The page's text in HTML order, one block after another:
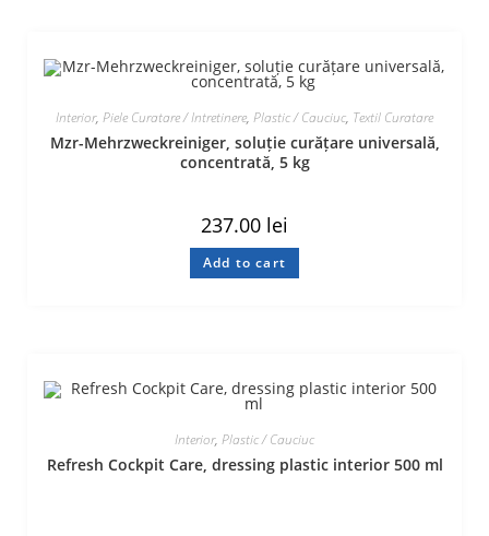
Interior, Piele Curatare / Intretinere, Plastic / Cauciuc, Textil Curatare
Mzr-Mehrzweckreiniger, soluție curățare universală,
concentrată, 5 kg
237.00 lei
Add to cart
Interior, Plastic / Cauciuc
Refresh Cockpit Care, dressing plastic interior 500 ml